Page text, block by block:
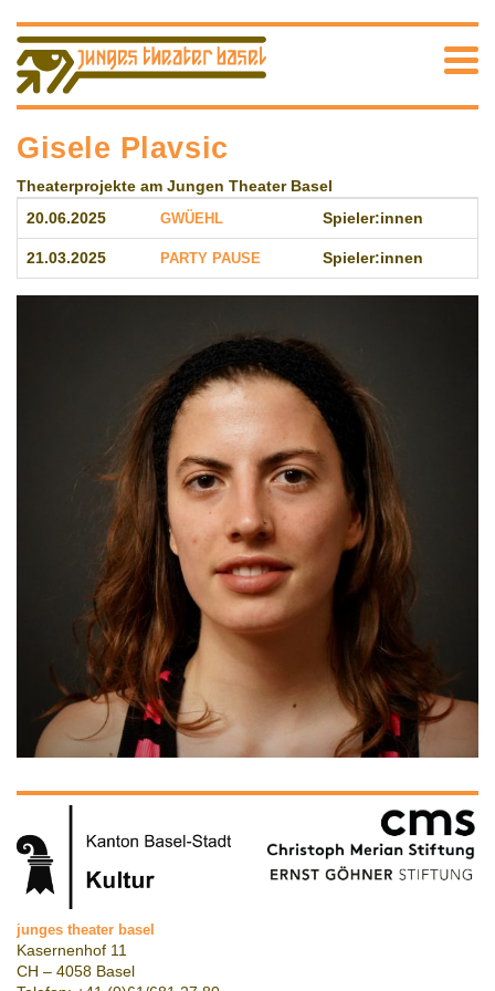
Gisele Plavsic
Theaterprojekte am Jungen Theater Basel
20.06.2025 GWÜEHL Spieler:innen
21.03.2025 PARTY PAUSE Spieler:innen
junges theater basel
Kasernenhof 11
CH – 4058 Basel